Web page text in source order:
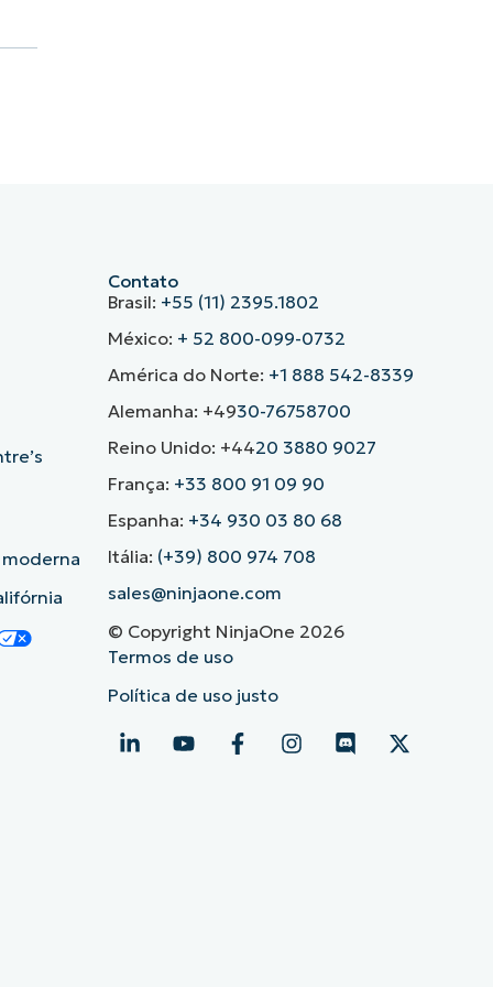
Contato
Brasil: +55 (11) 2395.1802
México: + 52 800-099-0732
América do Norte: +1 888 542-8339
Alemanha: +4930-76758700
Reino Unido: +4420 3880 9027
França: +33 800 91 09 90
Espanha: +34 930 03 80 68
Itália: (+39) 800 974 708
sales@ninjaone.com
© Copyright NinjaOne 2026
Termos de uso
Política de uso justo